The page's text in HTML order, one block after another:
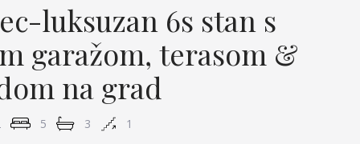
luksuzan 6s stan s
garažom, terasom &
na grad
5 3 1